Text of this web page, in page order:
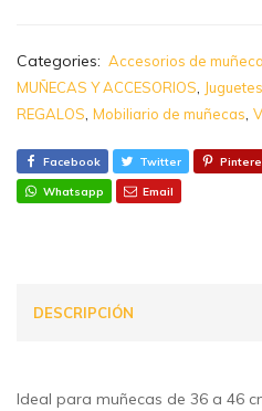
Categories: Accesorios de
MUÑECAS Y ACCESORIOS,
REGALOS, Mobiliario de muñecas,
Facebook Twitter
Whatsapp Email
DESCRIPCIÓN
Ideal para muñecas de 36 a 46